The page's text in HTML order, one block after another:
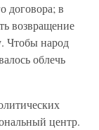
договора; в
возвращение
Чтобы народ
облечь
центр.